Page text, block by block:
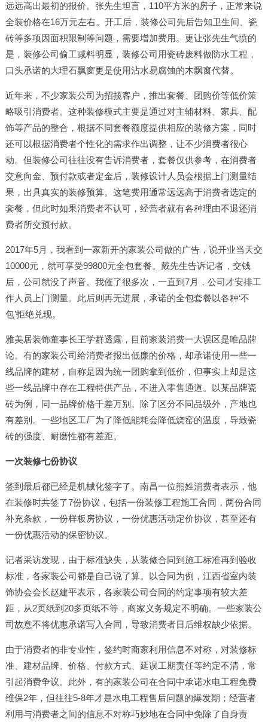
远远高出最初的报价。张先生坦言，110平方米的房子，正常来说
全装价格在16万元左右。开工后，装修公司先后告知卫生间、瓷
砖等多项因面积限制等问题，需要增加费用。更让张先生气愤的
是，装修公司偷工减料明显，装修公司用瓷砖废料做防水工程，
口头承诺的大理石飘窗更是使用沾水易腐蚀的木飘窗代替。
近年来，不少家装公司为招揽客户，推出套餐、团购价等低价策
略吸引消费者。这种装修模式主要是通过对主辅材料、家具、配
饰等产品的整合，根据不同套餐额度提供相应的装修方案，同时
还可以根据消费者个性化的需求作出调整，让不少消费者很心
动。但装修公司往往没有告诉消费者，套餐仅供参考，在消费者
交意向金、预付款或者定金后，装修设计人员会根据上门测量结
果，出具真实的装修预算。这笔费用通常远远高于消费者选定的
套餐，但此时如果消费者不认可，经营者就有各种理由不退还消
费者所交预付款。
2017年5月，我看到一家新开的家装公司做的广告，说开业当天交
10000元，就可享受99800元全包套餐。戴先生告诉记者，交钱
后，公司就没了声音。我催了很多次，一直到7月，公司才安排工
作人员上门测量。此后则再无进展，承诺的全包套餐以各种‘不
包’拒绝兑现。
雅美居装饰董事长王学群透露，目前家装消费一大误区是唯品牌
论。有的家装公司给消费者报出低廉的价格，却承诺使用一些一
线品牌的建材，自称是因为统一团购拿到低价，但事实上却是这
些一线品牌中存在工程特供产品，不进入零售通道。以某品牌瓷
砖为例，同一品牌价格千差万别。除了区分不同品级外，产地也
有差别。一些地区工厂为了降低能耗会降低烧窑的温度，导致瓷
砖的强度、耐磨性都有差距。
一次装修七份协议
签到最后都已经是机械化签字了。南昌一位熊姓消费者表示，他
在装修时共签了7份协议，包括一份装修工程施工合同，两份合同
补充条款，一份样板房协议，一份优惠活动定价协议，甚至还有
一份优惠活动的保密协议。
记者采访发现，由于标准缺失，从装修合同到施工标准再到验收
标准，各家装公司都是自己说了算。以合同为例，江西省室内装
饰协会会长赵建平表示，各家装公司合同的约定事项有较大差
距，从2页纸到20多页纸不等，商家义务规定不明确。一些家装公
司故意不将优惠承诺写入合同，导致消费者日后维权缺少依据。
由于消费者的非专业性，签约时商家利用信息不对称，对装修标
准、建材品牌、价格、付款方式、延误工期责任等约定不清，常
引起消费争议。此外，有的家装公司在合同中承诺水电工程免费
维保2年，但往往5-8年才是水电工程售后问题的爆发期；经营者
利用与消费者之间的信息不对称巧妙地在合同中免除了自身责